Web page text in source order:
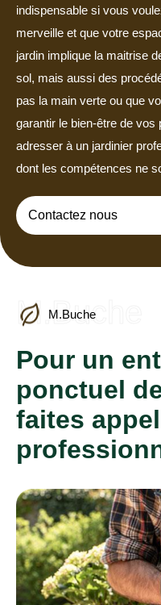
indispensable si vous
merveille et que votre
jardin implique la maitrise
sol, mais aussi des
pas la main verte ou que
garantir le bien-être de
adresser à un jardinier
dont les compétences ne
Contactez nous
M.Buche
M.Buche
Pour un
ponctuel
faites